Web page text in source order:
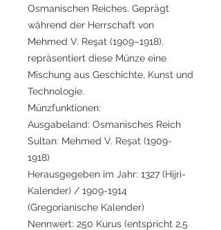
Osmanischen Reiches. Geprägt
während der Herrschaft von
Mehmed V. Reşat (1909–1918),
repräsentiert diese Münze eine
Mischung aus Geschichte, Kunst und
Technologie.
Münzfunktionen:
Ausgabeland: Osmanisches Reich
Sultan: Mehmed V. Reşat (1909-
1918)
Herausgegeben im Jahr: 1327 (Hijri-
Kalender) / 1909-1914
(Gregorianische Kalender)
Nennwert: 250 Kurus (entspricht 2,5